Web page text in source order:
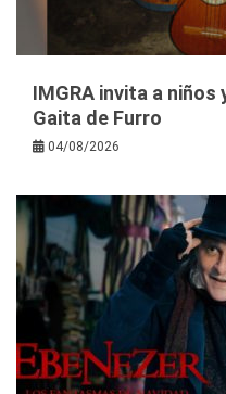
IMGRA invita a
Gaita de Furro
04/08/2026